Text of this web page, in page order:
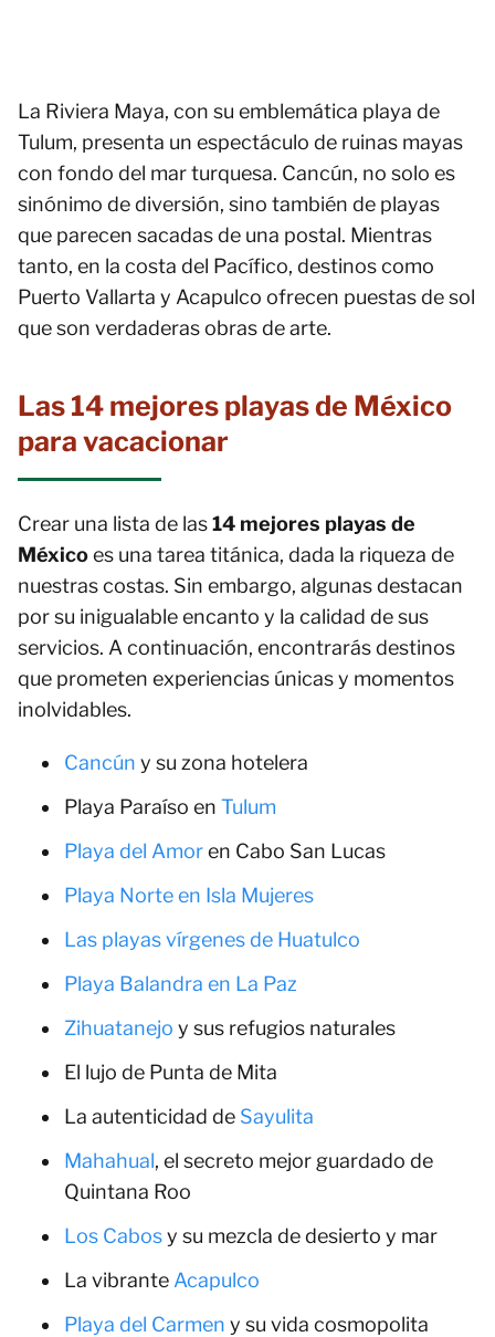
La Riviera Maya, con su emblemática playa de
Tulum, presenta un espectáculo de ruinas mayas
con fondo del mar turquesa. Cancún, no solo es
sinónimo de diversión, sino también de playas
que parecen sacadas de una postal. Mientras
tanto, en la costa del Pacífico, destinos como
Puerto Vallarta y Acapulco ofrecen puestas de sol
que son verdaderas obras de arte.
Las 14 mejores playas de México
para vacacionar
Crear una lista de las14 mejores playas de
Méxicoes una tarea titánica, dada la riqueza de
nuestras costas. Sin embargo, algunas destacan
por su inigualable encanto y la calidad de sus
servicios. A continuación, encontrarás destinos
que prometen experiencias únicas y momentos
inolvidables.
Cancún y su zona hotelera
Playa Paraíso en Tulum
Playa del Amoren Cabo San Lucas
Playa Norte en Isla Mujeres
Las playas vírgenes de Huatulco
Playa Balandra en La Paz
Zihuatanejo y sus refugios naturales
El lujo de Punta de Mita
La autenticidad de Sayulita
Mahahual, el secreto mejor guardado de
Quintana Roo
Los Cabosy su mezcla de desierto y mar
La vibrante Acapulco
Playa del Carmen y su vida cosmopolita